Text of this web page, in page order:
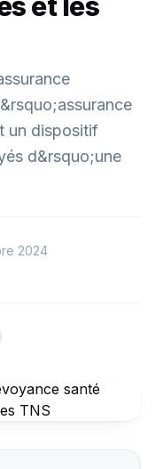
un dispositif
d&rsquo;une
2024